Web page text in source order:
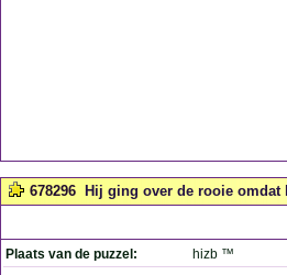
678296 Hij ging over de rooie
Plaats van de puzzel:
hizb ™